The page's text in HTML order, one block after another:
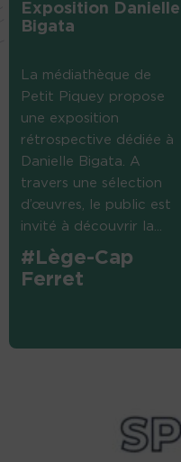
Exposition Danielle
Bigata
La médiathèque de
Petit Piquey propose
une exposition
rétrospective dédiée à
Danielle Bigata. A
travers une sélection
d’œuvres, le public est
invité à découvrir la...
#Lège-Cap
Ferret